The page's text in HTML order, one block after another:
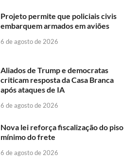
Projeto permite que policiais civis
embarquem armados em aviões
6 de agosto de 2026
Aliados de Trump e democratas
criticam resposta da Casa Branca
após ataques de IA
6 de agosto de 2026
Nova lei reforça fiscalização do piso
mínimo do frete
6 de agosto de 2026